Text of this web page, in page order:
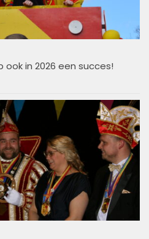
in 2026 een succes!